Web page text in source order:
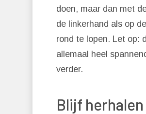
doen, maar dan met
de linkerhand als op
rond te lopen. Let op:
allemaal heel
verder.
Blijf herhalen